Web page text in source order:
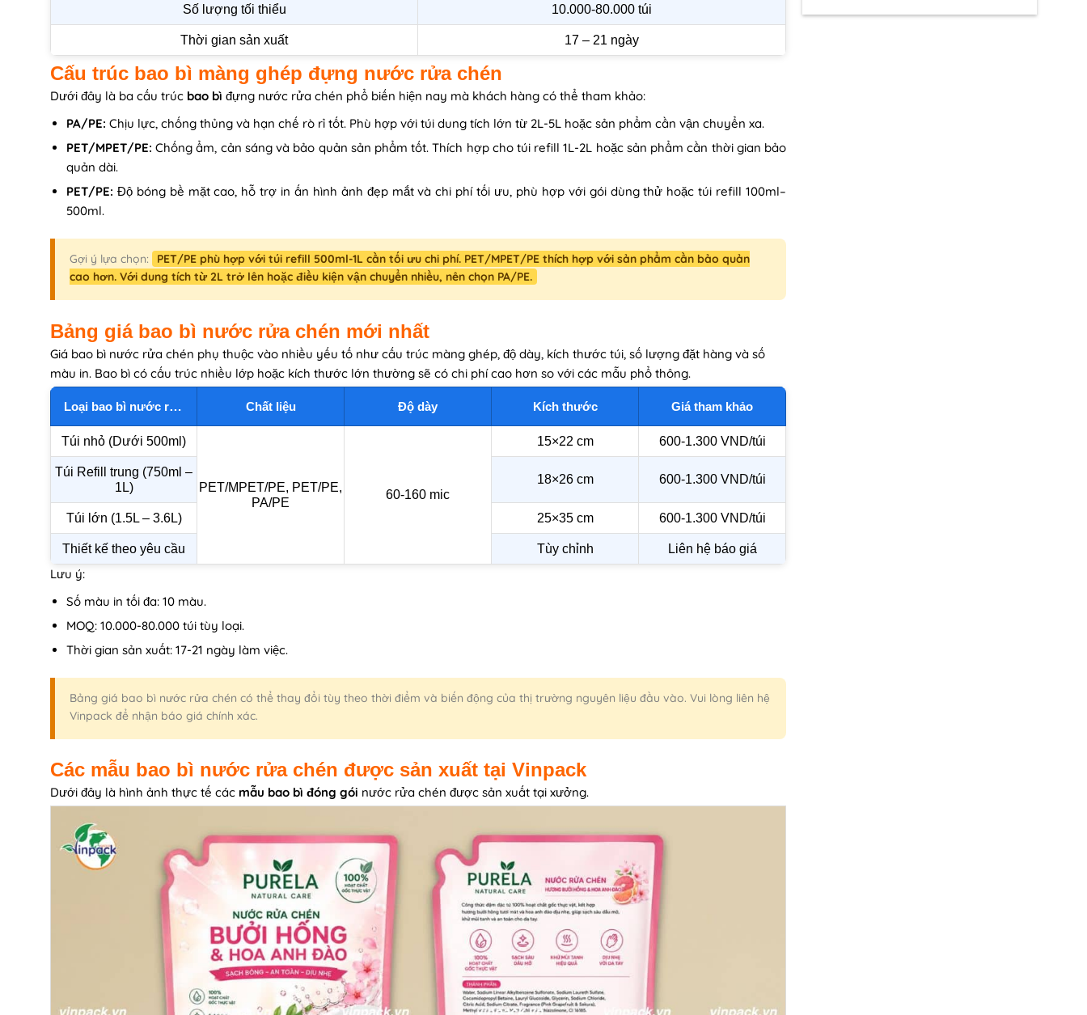
Số lượng tối thiểu 10.000-80.000 túi
Thời gian sản xuất 17 – 21 ngày
Cấu trúc bao bì màng ghép đựng nước rửa chén
Dưới đây là ba cấu trúc bao bì đựng nước rửa chén phổ biến hiện nay mà khách hàng có thể tham khảo:
PA/PE: Chịu lực, chống thủng và hạn chế rò rỉ tốt. Phù hợp với túi dung tích lớn từ 2L-5L hoặc sản phẩm cần vận chuyển xa.
PET/MPET/PE: Chống ẩm, cản sáng và bảo quản sản phẩm tốt. Thích hợp cho túi refill 1L-2L hoặc sản phẩm cần thời gian bảo
quản dài.
PET/PE: Độ bóng bề mặt cao, hỗ trợ in ấn hình ảnh đẹp mắt và chi phí tối ưu, phù hợp với gói dùng thử hoặc túi refill 100ml–
500ml.
Gợi ý lựa chọn:
PET/PE phù hợp với túi refill 500ml-1L cần tối ưu chi phí. PET/MPET/PE thích hợp với sản phẩm cần bảo quản
cao hơn. Với dung tích từ 2L trở lên hoặc điều kiện vận chuyển nhiều, nên chọn PA/PE.
Bảng giá bao bì nước rửa chén mới nhất
Giá bao bì nước rửa chén phụ thuộc vào nhiều yếu tố như cấu trúc màng ghép, độ dày, kích thước túi, số lượng đặt hàng và số
màu in. Bao bì có cấu trúc nhiều lớp hoặc kích thước lớn thường sẽ có chi phí cao hơn so với các mẫu phổ thông.
Loại bao bì nước rửa chén Chất liệu Độ dày Kích thước Giá tham khảo
Túi nhỏ (Dưới 500ml)
PET/MPET/PE, PET/PE,
PA/PE
60-160 mic
15×22 cm 600-1.300 VND/túi
Túi Refill trung (750ml –
1L)
18×26 cm 600-1.300 VND/túi
Túi lớn (1.5L – 3.6L) 25×35 cm 600-1.300 VND/túi
Thiết kế theo yêu cầu Tùy chỉnh Liên hệ báo giá
Lưu ý:
Số màu in tối đa: 10 màu.
MOQ: 10.000-80.000 túi tùy loại.
Thời gian sản xuất: 17-21 ngày làm việc.
Bảng giá bao bì nước rửa chén có thể thay đổi tùy theo thời điểm và biến động của thị trường nguyên liệu đầu vào. Vui lòng liên hệ
Vinpack để nhận báo giá chính xác.
Các mẫu bao bì nước rửa chén được sản xuất tại Vinpack
Dưới đây là hình ảnh thực tế các mẫu bao bì đóng gói nước rửa chén được sản xuất tại xưởng.